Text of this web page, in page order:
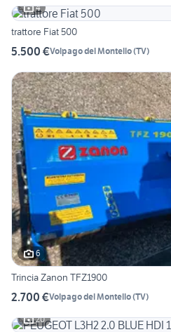
4
trattore Fiat 500
5.500 €Volpago del Montello(TV)
6
Trincia Zanon TFZ1900
2.700 €Volpago del Montello(TV)
20